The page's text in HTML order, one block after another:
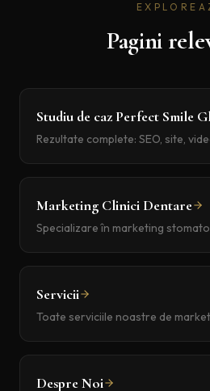
Pagini
Studiu de caz Perfect Smile
Rezultate complete: SEO, site,
Marketing Clinici Dentare
Specializare în marketing
Servicii
Toate serviciile noastre de
Despre Noi